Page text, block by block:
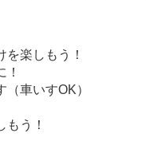
を楽しもう！
！
（車いすOK）
もう！